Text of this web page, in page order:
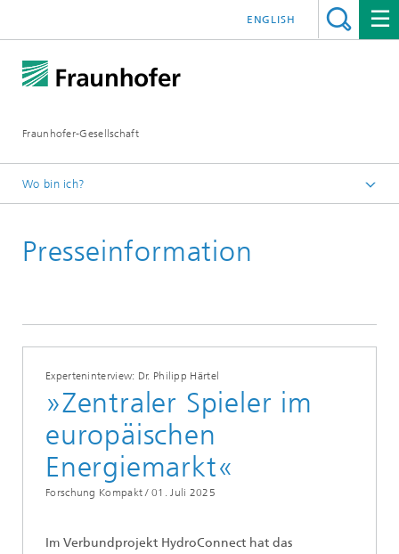
Fraunhofer-Gesellschaft
ENGLISH
Wo bin ich?
Presseinformationen
Presseinformation
Experteninterview: Dr. Philipp Härtel
»Zentraler Spieler im
europäischen
Energiemarkt«
Forschung Kompakt / 01. Juli 2025
Im Verbundprojekt HydroConnect hat das